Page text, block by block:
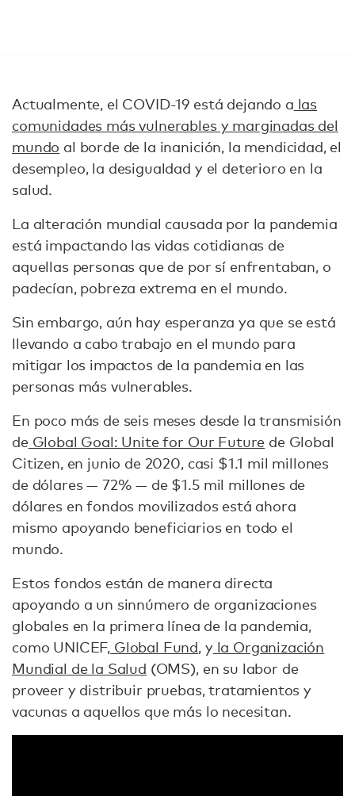
Actualmente, el COVID-19 está dejando a las
comunidades más vulnerables y marginadas del
mundo al borde de la inanición, la mendicidad, el
desempleo, la desigualdad y el deterioro en la
salud.
La alteración mundial causada por la pandemia
está impactando las vidas cotidianas de
aquellas personas que de por sí enfrentaban, o
padecían, pobreza extrema en el mundo.
Sin embargo, aún hay esperanza ya que se está
llevando a cabo trabajo en el mundo para
mitigar los impactos de la pandemia en las
personas más vulnerables.
En poco más de seis meses desde la transmisión
deGlobal Goal: Unite for Our Future de Global
Citizen, en junio de 2020, casi $1.1 mil millones
de dólares — 72% — de $1.5 mil millones de
dólares en fondos movilizados está ahora
mismo apoyando beneficiarios en todo el
mundo.
Estos fondos están de manera directa
apoyando a un sinnúmero de organizaciones
globales en la primera línea de la pandemia,
como UNICEF, Global Fund, yla Organización
Mundial de la Salud (OMS), en su labor de
proveer y distribuir pruebas, tratamientos y
vacunas a aquellos que más lo necesitan.